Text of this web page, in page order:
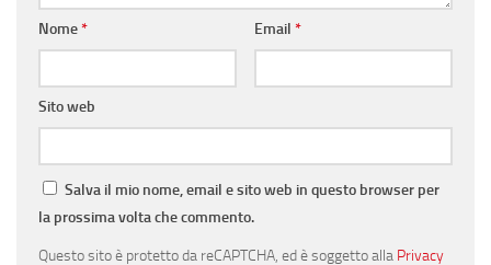
Nome* Email *
Sito web
Salva il mio nome, email e sito web in questo browser per
la prossima volta che commento.
Questo sito è protetto da reCAPTCHA, ed è soggetto alla Privacy